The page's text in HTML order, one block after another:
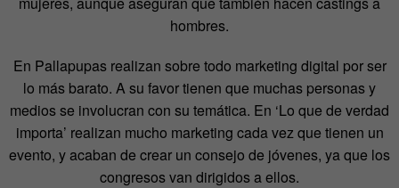
hombres.
En Pallapupas realizan sobre todo marketing digital por ser
lo más barato. A su favor tienen que muchas personas y
medios se involucran con su temática. En ‘Lo que de verdad
importa’ realizan mucho marketing cada vez que tienen un
evento, y acaban de crear un consejo de jóvenes, ya que los
congresos van dirigidos a ellos.